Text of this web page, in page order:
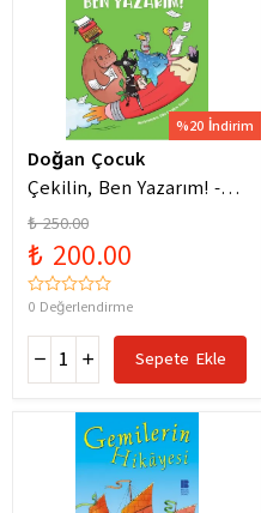
%20 İndirim
Doğan Çocuk
Çekilin, Ben Yazarım! -
Anıl Basılı
₺ 250.00
₺ 200.00
0 Değerlendirme
Sepete Ekle